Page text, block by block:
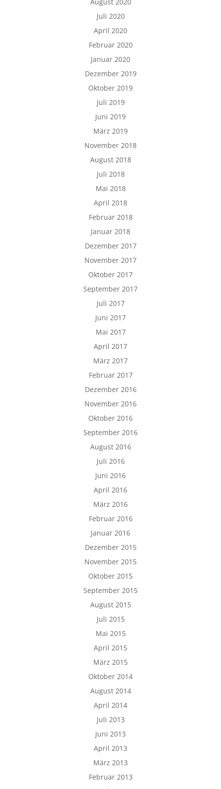
Juli 2020
April 2020
Februar 2020
Januar 2020
Dezember 2019
Oktober 2019
Juli 2019
Juni 2019
März 2019
November 2018
August 2018
Juli 2018
Mai 2018
April 2018
Februar 2018
Januar 2018
Dezember 2017
November 2017
Oktober 2017
September 2017
Juli 2017
Juni 2017
Mai 2017
April 2017
März 2017
Februar 2017
Dezember 2016
November 2016
Oktober 2016
September 2016
August 2016
Juli 2016
Juni 2016
April 2016
März 2016
Februar 2016
Januar 2016
Dezember 2015
November 2015
Oktober 2015
September 2015
August 2015
Juli 2015
Mai 2015
April 2015
März 2015
Oktober 2014
August 2014
April 2014
Juli 2013
Juni 2013
April 2013
März 2013
Februar 2013